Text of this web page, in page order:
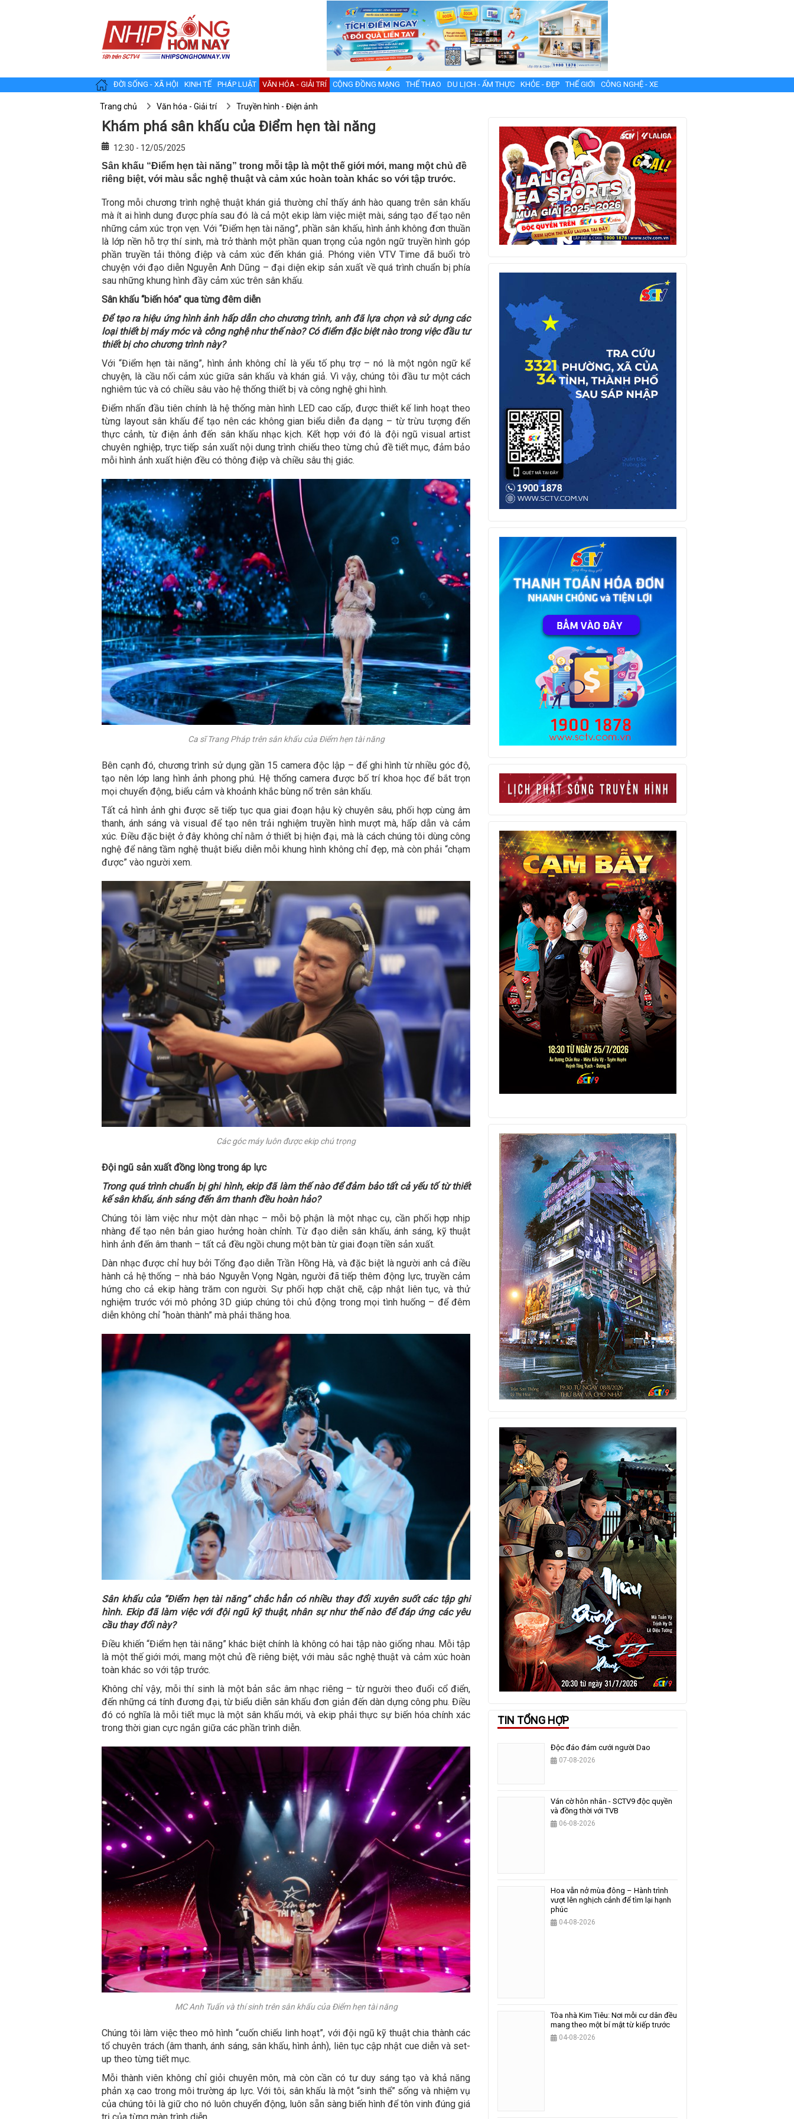
ĐỜI SỐNG - XÃ HỘI KINH TẾ PHÁP LUẬT VĂN HÓA - GIẢI TRÍ CỘNG ĐỒNG MẠNG THỂ THAO DU LỊCH - ẨM THỰC KHỎE - ĐẸP THẾ GIỚI CÔNG NGHỆ - XE
Trang chủ Văn hóa - Giải trí Truyền hình - Điện ảnh
Khám phá sân khấu của Điểm hẹn tài năng
12:30 - 12/05/2025
Sân khấu “Điểm hẹn tài năng” trong mỗi tập là một thế giới mới, mang một chủ đề
riêng biệt, với màu sắc nghệ thuật và cảm xúc hoàn toàn khác so với tập trước.
Trong mỗi chương trình nghệ thuật khán giả thường chỉ thấy ánh hào quang trên sân khấu
mà ít ai hình dung được phía sau đó là cả một ekip làm việc miệt mài, sáng tạo để tạo nên
những cảm xúc trọn vẹn. Với “Điểm hẹn tài năng”, phần sân khấu, hình ảnh không đơn thuần
là lớp nền hỗ trợ thí sinh, mà trở thành một phần quan trọng của ngôn ngữ truyền hình góp
phần truyền tải thông điệp và cảm xúc đến khán giả. Phóng viên VTV Time đã buổi trò
chuyện với đạo diễn Nguyễn Anh Dũng – đại diện ekip sản xuất về quá trình chuẩn bị phía
sau những khung hình đầy cảm xúc trên sân khấu.
Sân khấu “biến hóa” qua từng đêm diễn
Để tạo ra hiệu ứng hình ảnh hấp dẫn cho chương trình, anh đã lựa chọn và sử dụng các
loại thiết bị máy móc và công nghệ như thế nào? Có điểm đặc biệt nào trong việc đầu tư
thiết bị cho chương trình này?
Với “Điểm hẹn tài năng”, hình ảnh không chỉ là yếu tố phụ trợ – nó là một ngôn ngữ kể
chuyện, là cầu nối cảm xúc giữa sân khấu và khán giả. Vì vậy, chúng tôi đầu tư một cách
nghiêm túc và có chiều sâu vào hệ thống thiết bị và công nghệ ghi hình.
Điểm nhấn đầu tiên chính là hệ thống màn hình LED cao cấp, được thiết kế linh hoạt theo
từng layout sân khấu để tạo nên các không gian biểu diễn đa dạng – từ trừu tượng đến
thực cảnh, từ điện ảnh đến sân khấu nhạc kịch. Kết hợp với đó là đội ngũ visual artist
chuyên nghiệp, trực tiếp sản xuất nội dung trình chiếu theo từng chủ đề tiết mục, đảm bảo
mỗi hình ảnh xuất hiện đều có thông điệp và chiều sâu thị giác.
Ca sĩ Trang Pháp trên sân khấu của Điểm hẹn tài năng
Bên cạnh đó, chương trình sử dụng gần 15 camera độc lập – để ghi hình từ nhiều góc độ,
tạo nên lớp lang hình ảnh phong phú. Hệ thống camera được bố trí khoa học để bắt trọn
mọi chuyển động, biểu cảm và khoảnh khắc bùng nổ trên sân khấu.
Tất cả hình ảnh ghi được sẽ tiếp tục qua giai đoạn hậu kỳ chuyên sâu, phối hợp cùng âm
thanh, ánh sáng và visual để tạo nên trải nghiệm truyền hình mượt mà, hấp dẫn và cảm
xúc. Điều đặc biệt ở đây không chỉ nằm ở thiết bị hiện đại, mà là cách chúng tôi dùng công
nghệ để nâng tầm nghệ thuật biểu diễn mỗi khung hình không chỉ đẹp, mà còn phải “chạm
được” vào người xem.
Các góc máy luôn được ekip chú trọng
Đội ngũ sản xuất đồng lòng trong áp lực
Trong quá trình chuẩn bị ghi hình, ekip đã làm thế nào để đảm bảo tất cả yếu tố từ thiết
kế sân khấu, ánh sáng đến âm thanh đều hoàn hảo?
Chúng tôi làm việc như một dàn nhạc – mỗi bộ phận là một nhạc cụ, cần phối hợp nhịp
nhàng để tạo nên bản giao hưởng hoàn chỉnh. Từ đạo diễn sân khấu, ánh sáng, kỹ thuật
hình ảnh đến âm thanh – tất cả đều ngồi chung một bàn từ giai đoạn tiền sản xuất.
Dàn nhạc được chỉ huy bởi Tổng đạo diễn Trần Hồng Hà, và đặc biệt là người anh cả điều
hành cả hệ thống – nhà báo Nguyễn Vọng Ngàn, người đã tiếp thêm động lực, truyền cảm
hứng cho cả ekip hàng trăm con người.Sự phối hợp chặt chẽ, cập nhật liên tục, và thử
nghiệm trước với mô phỏng 3D giúp chúng tôi chủ động trong mọi tình huống – để đêm
diễn không chỉ “hoàn thành” mà phải thăng hoa.
Sân khấu của “Điểm hẹn tài năng” chắc hẳn có nhiều thay đổi xuyên suốt các tập ghi
hình. Ekip đã làm việc với đội ngũ kỹ thuật, nhân sự như thế nào để đáp ứng các yêu
cầu thay đổi này?
Điều khiến “Điểm hẹn tài năng” khác biệt chính là không có hai tập nào giống nhau. Mỗi tập
là một thế giới mới, mang một chủ đề riêng biệt, với màu sắc nghệ thuật và cảm xúc hoàn
toàn khác so với tập trước.
Không chỉ vậy, mỗi thí sinh là một bản sắc âm nhạc riêng – từ người theo đuổi cổ điển,
đến những cá tính đương đại, từ biểu diễn sân khấu đơn giản đến dàn dựng công phu. Điều
đó có nghĩa là mỗi tiết mục là một sân khấu mới, và ekip phải thực sự biến hóa chính xác
trong thời gian cực ngắn giữa các phần trình diễn.
MC Anh Tuấn và thí sinh trên sân khấu của Điểm hẹn tài năng
Chúng tôi làm việc theo mô hình “cuốn chiếu linh hoạt”, với đội ngũ kỹ thuật chia thành các
tổ chuyên trách (âm thanh, ánh sáng, sân khấu, hình ảnh), liên tục cập nhật cue diễn và set-
up theo từng tiết mục.
Mỗi thành viên không chỉ giỏi chuyên môn, mà còn cần có tư duy sáng tạo và khả năng
phản xạ cao trong môi trường áp lực. Với tôi, sân khấu là một “sinh thể” sống và nhiệm vụ
của chúng tôi là giữ cho nó luôn chuyển động, luôn sẵn sàng biến hình để tôn vinh đúng giá
TIN TỔNG HỢP
Độc đáo đám cưới người Dao
07-08-2026
Ván cờ hôn nhân - SCTV9 độc quyền
và đồng thời với TVB
06-08-2026
Hoa vẫn nở mùa đông – Hành trình
vượt lên nghịch cảnh để tìm lại hạnh
phúc
04-08-2026
Tòa nhà Kim Tiêu: Nơi mỗi cư dân đều
mang theo một bí mật từ kiếp trước
04-08-2026